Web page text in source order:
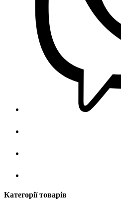
Категорії товарів